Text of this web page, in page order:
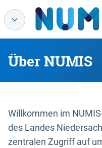
Über NUMIS
Willkommen im
des Landes
zentralen Zugriff auf